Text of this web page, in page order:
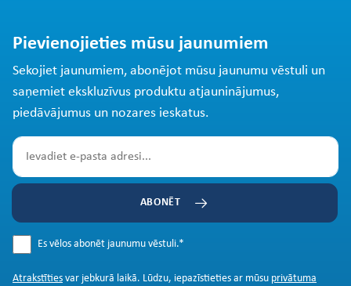
Pievienojieties mūsu jaunumiem
Sekojiet jaunumiem, abonējot mūsu jaunumu vēstuli un
saņemiet ekskluzīvus produktu atjauninājumus,
piedāvājumus un nozares ieskatus.
ABONĒT
Es vēlos abonēt jaunumu vēstuli.*
Atrakstīties var jebkurā laikā. Lūdzu, iepazīstieties ar mūsu privātuma